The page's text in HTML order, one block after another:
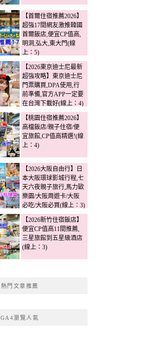
【首爾住宿推薦2026】
超強17間網友激推韓國
首爾飯店,便宜CP值高,
明洞,弘大,東大門(線
上：5)
【2026東京迪士尼最新
超強攻略】東京迪士尼
門票購買,DPA使用,行
前準備,官方APP一定要
在台灣下載好(線上：4)
【桃園住宿推薦2026】
高檔飯店/親子住宿/便
宜旅館,CP值高精選!(線
上：4)
【2026大阪自由行】日
本大阪環球影城行程,七
天六夜親子旅行,馬力歐
樂園/大阪周遊卡/大阪
必吃/大阪必買(線上：3)
【2026新竹住宿飯店】
便宜CP值高11間推薦,
三星旅館到五星級酒店
(線上：3)
熱門文章推薦
GA4瀏覽人氣